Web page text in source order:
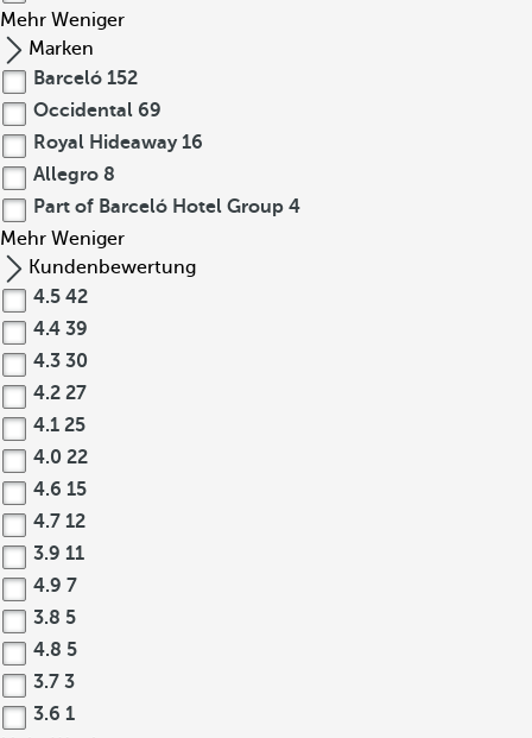
Mehr Weniger
Marken
Barceló 152
Occidental 69
Royal Hideaway 16
Allegro 8
Part of Barceló Hotel Group 4
Mehr Weniger
Kundenbewertung
4.5 42
4.4 39
4.3 30
4.2 27
4.1 25
4.0 22
4.6 15
4.7 12
3.9 11
4.9 7
3.8 5
4.8 5
3.7 3
3.6 1